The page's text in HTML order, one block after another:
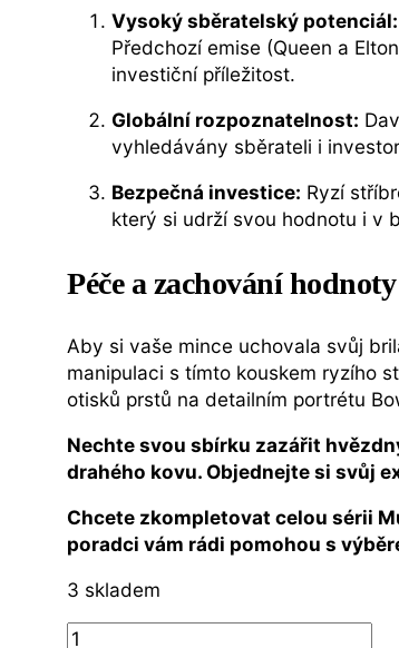
Vysoký sběratelský potenciál:
Předchozí emise (Queen a
investiční příležitost.
Globální rozpoznatelnost:
vyhledávány sběrateli i
Bezpečná investice: Ryzí
který si udrží svou hodnotu i v
Péče a zachování hodnoty
Aby si vaše mince uchovala svůj
manipulaci s tímto kouskem ryzího
otisků prstů na detailním portrétu
Nechte svou sbírku zazářit
drahého kovu. Objednejte si svůj
Chcete zkompletovat celou sérii
poradci vám rádi pomohou s
3 skladem
Stříbrná